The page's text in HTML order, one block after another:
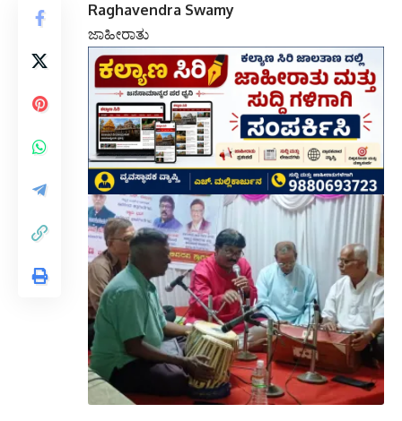
Raghavendra Swamy
ಜಾಹೀರಾತು